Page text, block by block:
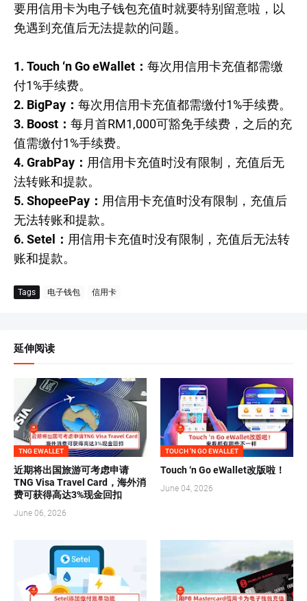
要用信用卡为电子钱包充值时就要特别留意啦，以
免遇到充值后无法提款的问题。
1. Touch ‘n Go eWallet： 每次用信用卡充值都需缴
付1%手续费。
2. BigPay： 每次用信用卡充值都需缴付1%手续费。
3. Boost： 每月首RM1,000可豁免手续费，之后的充
值需缴付1%手续费。
4. GrabPay： 用信用卡充值时没有限制，充值后无
法转账和提款。
5. ShopeePay： 用信用卡充值时没有限制，充值后
无法转账和提款。
6. Setel： 用信用卡充值时没有限制，充值后无法转
账和提款。
Tags 电子钱包 信用卡
延伸阅读
TNG EWALLET
近期将出国旅游可考虑申请
TNG Visa Travel Card，海外消
费可获得高达3%现金回扣
June 06, 2026
TOUCH 'N GO EWALLET
Touch ‘n Go eWallet改版啦！
June 04, 2026